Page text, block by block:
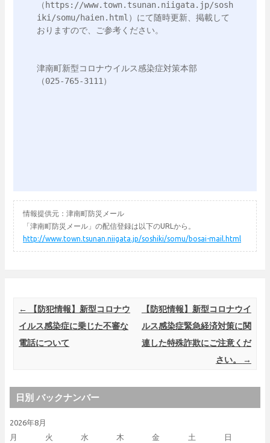
（https://www.town.tsunan.niigata.jp/sosh
iki/somu/haien.html）にて随時更新、掲載して
おりますので、ご参考ください。
津南町新型コロナウイルス感染症対策本部
（025-765-3111）
情報提供元：津南町防災メール
「津南町防災メール」の配信登録は以下のURLから。
http://www.town.tsunan.niigata.jp/soshiki/somu/bosai-mail.html
Post navigation
←
【防犯情報】新型コロナウ
イルス感染症に乗じた不審な
電話について
【防犯情報】新型コロナウイ
ルス感染症緊急経済対策に関
連した特殊詐欺にご注意くだ
さい。
→
日別 バックナンバー
2026年8月
月
火 水 木 金 土 日